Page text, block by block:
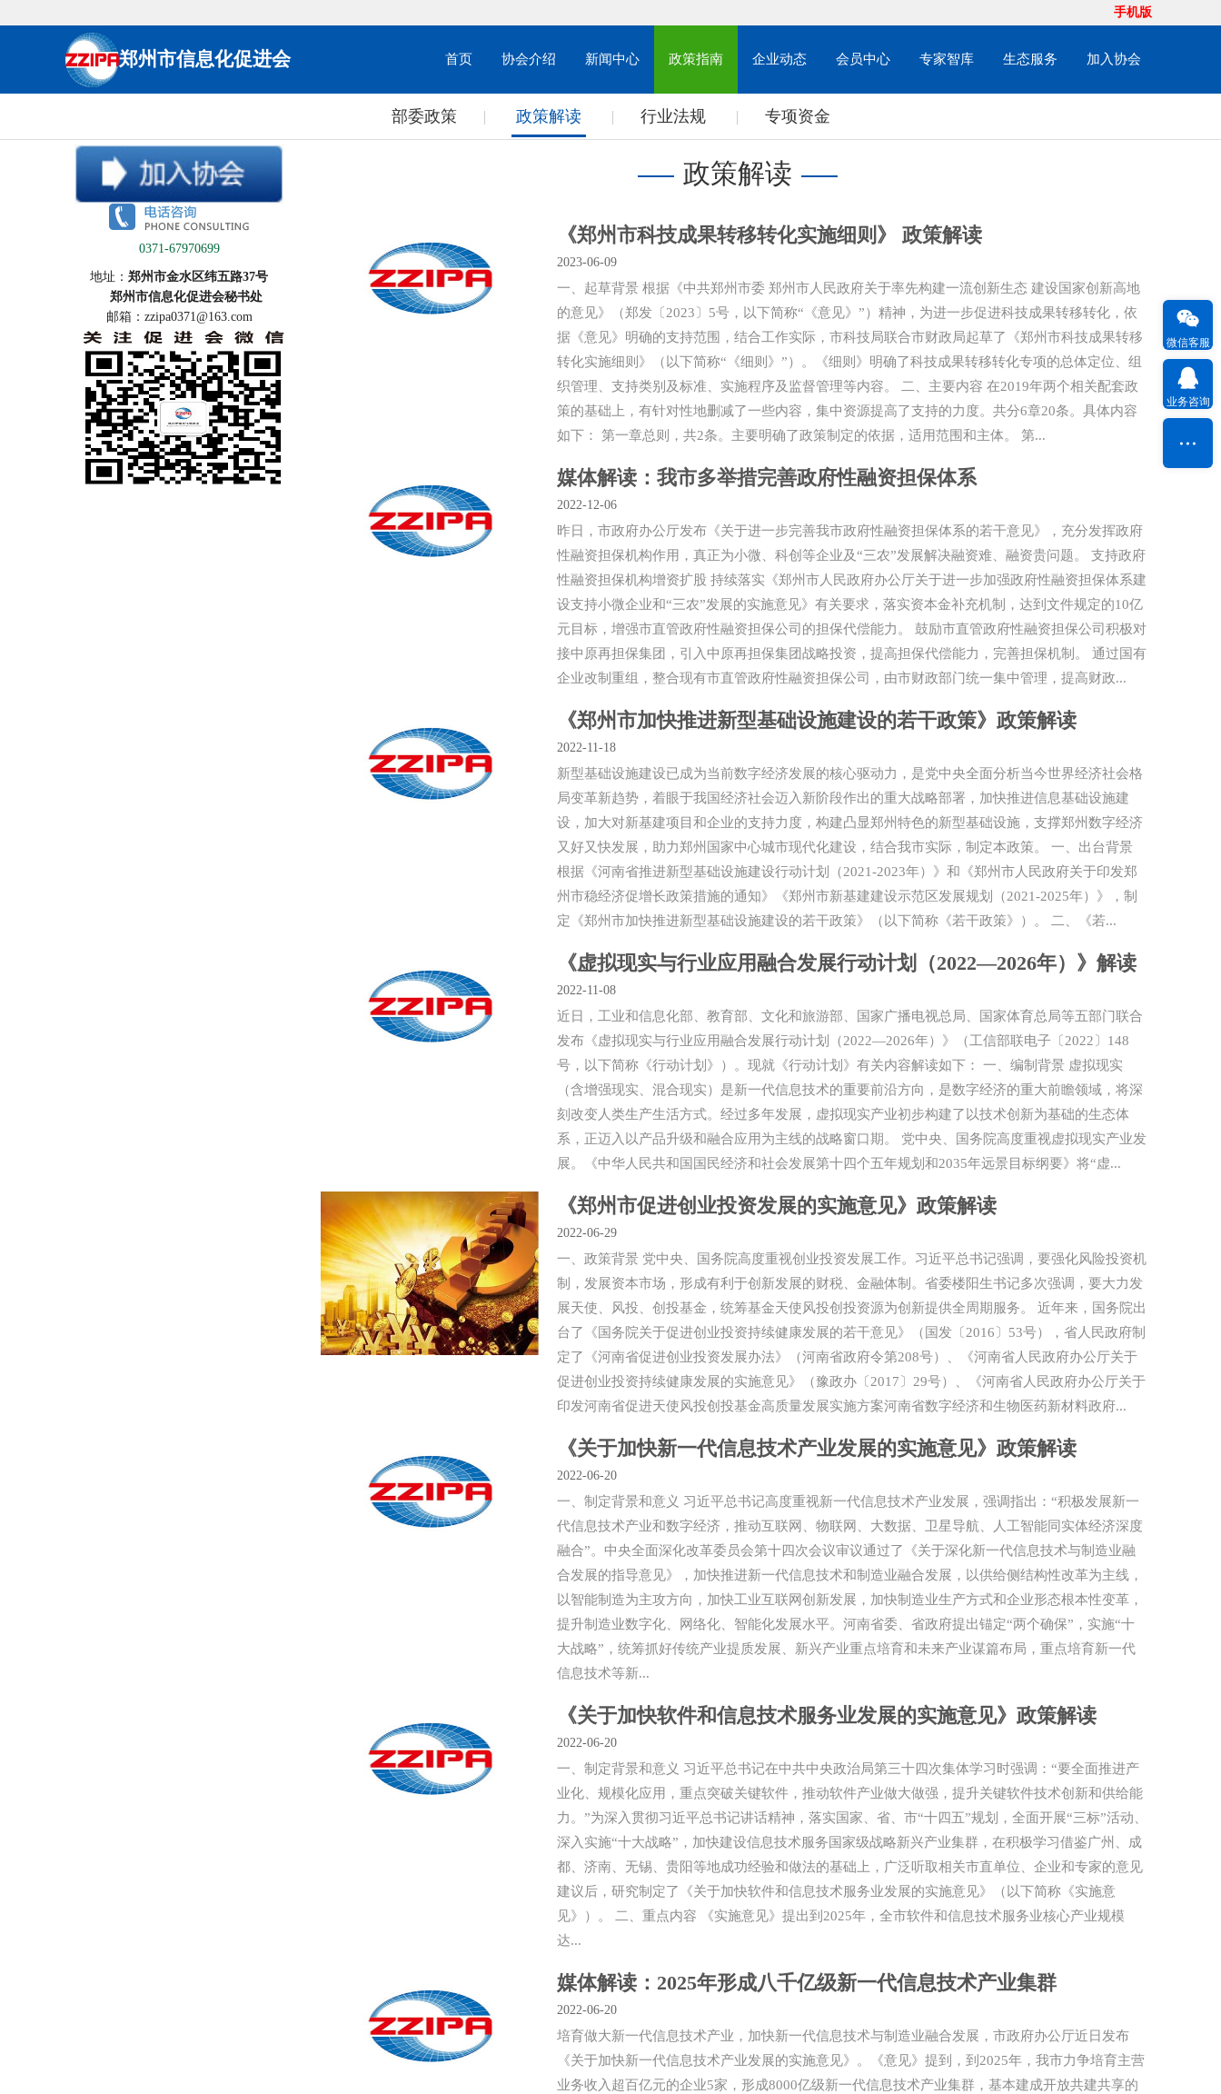
手机版
郑州市信息化促进会 首页 协会介绍 新闻中心 政策指南 企业动态 会员中心 专家智库 生态服务 加入协会
部委政策 政策解读 行业法规 专项资金
0371-67970699
地址： 郑州市金水区纬五路37号
郑州市信息化促进会秘书处
邮箱：zzipa0371@163.com
政策解读
《郑州市科技成果转移转化实施细则》 政策解读
2023-06-09
一、起草背景 根据《中共郑州市委 郑州市人民政府关于率先构建一流创新生态 建设国家创新高地
的意见》（郑发〔2023〕5号，以下简称“《意见》”）精神，为进一步促进科技成果转移转化，依
据《意见》明确的支持范围，结合工作实际，市科技局联合市财政局起草了《郑州市科技成果转移
转化实施细则》（以下简称“《细则》”）。《细则》明确了科技成果转移转化专项的总体定位、组
织管理、支持类别及标准、实施程序及监督管理等内容。 二、主要内容 在2019年两个相关配套政
策的基础上，有针对性地删减了一些内容，集中资源提高了支持的力度。共分6章20条。具体内容
如下： 第一章总则，共2条。主要明确了政策制定的依据，适用范围和主体。 第...
媒体解读：我市多举措完善政府性融资担保体系
2022-12-06
昨日，市政府办公厅发布《关于进一步完善我市政府性融资担保体系的若干意见》，充分发挥政府
性融资担保机构作用，真正为小微、科创等企业及“三农”发展解决融资难、融资贵问题。 支持政府
性融资担保机构增资扩股 持续落实《郑州市人民政府办公厅关于进一步加强政府性融资担保体系建
设支持小微企业和“三农”发展的实施意见》有关要求，落实资本金补充机制，达到文件规定的10亿
元目标，增强市直管政府性融资担保公司的担保代偿能力。 鼓励市直管政府性融资担保公司积极对
接中原再担保集团，引入中原再担保集团战略投资，提高担保代偿能力，完善担保机制。 通过国有
企业改制重组，整合现有市直管政府性融资担保公司，由市财政部门统一集中管理，提高财政...
《郑州市加快推进新型基础设施建设的若干政策》政策解读
2022-11-18
新型基础设施建设已成为当前数字经济发展的核心驱动力，是党中央全面分析当今世界经济社会格
局变革新趋势，着眼于我国经济社会迈入新阶段作出的重大战略部署，加快推进信息基础设施建
设，加大对新基建项目和企业的支持力度，构建凸显郑州特色的新型基础设施，支撑郑州数字经济
又好又快发展，助力郑州国家中心城市现代化建设，结合我市实际，制定本政策。 一、出台背景
根据《河南省推进新型基础设施建设行动计划（2021-2023年）》和《郑州市人民政府关于印发郑
州市稳经济促增长政策措施的通知》《郑州市新基建建设示范区发展规划（2021-2025年）》，制
定《郑州市加快推进新型基础设施建设的若干政策》（以下简称《若干政策》）。 二、《若...
《虚拟现实与行业应用融合发展行动计划（2022—2026年）》解读
2022-11-08
近日，工业和信息化部、教育部、文化和旅游部、国家广播电视总局、国家体育总局等五部门联合
发布《虚拟现实与行业应用融合发展行动计划（2022—2026年）》（工信部联电子〔2022〕148
号，以下简称《行动计划》）。现就《行动计划》有关内容解读如下： 一、编制背景 虚拟现实
（含增强现实、混合现实）是新一代信息技术的重要前沿方向，是数字经济的重大前瞻领域，将深
刻改变人类生产生活方式。经过多年发展，虚拟现实产业初步构建了以技术创新为基础的生态体
系，正迈入以产品升级和融合应用为主线的战略窗口期。 党中央、国务院高度重视虚拟现实产业发
展。《中华人民共和国国民经济和社会发展第十四个五年规划和2035年远景目标纲要》将“虚...
《郑州市促进创业投资发展的实施意见》政策解读
2022-06-29
一、政策背景 党中央、国务院高度重视创业投资发展工作。习近平总书记强调，要强化风险投资机
制，发展资本市场，形成有利于创新发展的财税、金融体制。省委楼阳生书记多次强调，要大力发
展天使、风投、创投基金，统筹基金天使风投创投资源为创新提供全周期服务。 近年来，国务院出
台了《国务院关于促进创业投资持续健康发展的若干意见》（国发〔2016〕53号），省人民政府制
定了《河南省促进创业投资发展办法》（河南省政府令第208号）、《河南省人民政府办公厅关于
促进创业投资持续健康发展的实施意见》（豫政办〔2017〕29号）、《河南省人民政府办公厅关于
印发河南省促进天使风投创投基金高质量发展实施方案河南省数字经济和生物医药新材料政府...
《关于加快新一代信息技术产业发展的实施意见》政策解读
2022-06-20
一、制定背景和意义 习近平总书记高度重视新一代信息技术产业发展，强调指出：“积极发展新一
代信息技术产业和数字经济，推动互联网、物联网、大数据、卫星导航、人工智能同实体经济深度
融合”。中央全面深化改革委员会第十四次会议审议通过了《关于深化新一代信息技术与制造业融
合发展的指导意见》，加快推进新一代信息技术和制造业融合发展，以供给侧结构性改革为主线，
以智能制造为主攻方向，加快工业互联网创新发展，加快制造业生产方式和企业形态根本性变革，
提升制造业数字化、网络化、智能化发展水平。河南省委、省政府提出锚定“两个确保”，实施“十
大战略”，统筹抓好传统产业提质发展、新兴产业重点培育和未来产业谋篇布局，重点培育新一代
信息技术等新...
《关于加快软件和信息技术服务业发展的实施意见》政策解读
2022-06-20
一、制定背景和意义 习近平总书记在中共中央政治局第三十四次集体学习时强调：“要全面推进产
业化、规模化应用，重点突破关键软件，推动软件产业做大做强，提升关键软件技术创新和供给能
力。”为深入贯彻习近平总书记讲话精神，落实国家、省、市“十四五”规划，全面开展“三标”活动、
深入实施“十大战略”，加快建设信息技术服务国家级战略新兴产业集群，在积极学习借鉴广州、成
都、济南、无锡、贵阳等地成功经验和做法的基础上，广泛听取相关市直单位、企业和专家的意见
建议后，研究制定了《关于加快软件和信息技术服务业发展的实施意见》（以下简称《实施意
见》）。 二、重点内容 《实施意见》提出到2025年，全市软件和信息技术服务业核心产业规模
达...
媒体解读：2025年形成八千亿级新一代信息技术产业集群
2022-06-20
培育做大新一代信息技术产业，加快新一代信息技术与制造业融合发展，市政府办公厅近日发布
《关于加快新一代信息技术产业发展的实施意见》。《意见》提到，到2025年，我市力争培育主营
业务收入超百亿元的企业5家，形成8000亿级新一代信息技术产业集群，基本建成开放共建共享的
微信客服
业务咨询